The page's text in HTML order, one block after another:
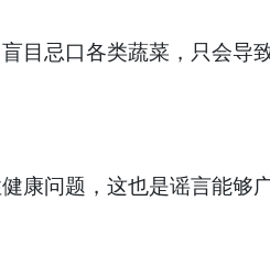
忌口各类蔬菜，只会导
问题，这也是谣言能够广